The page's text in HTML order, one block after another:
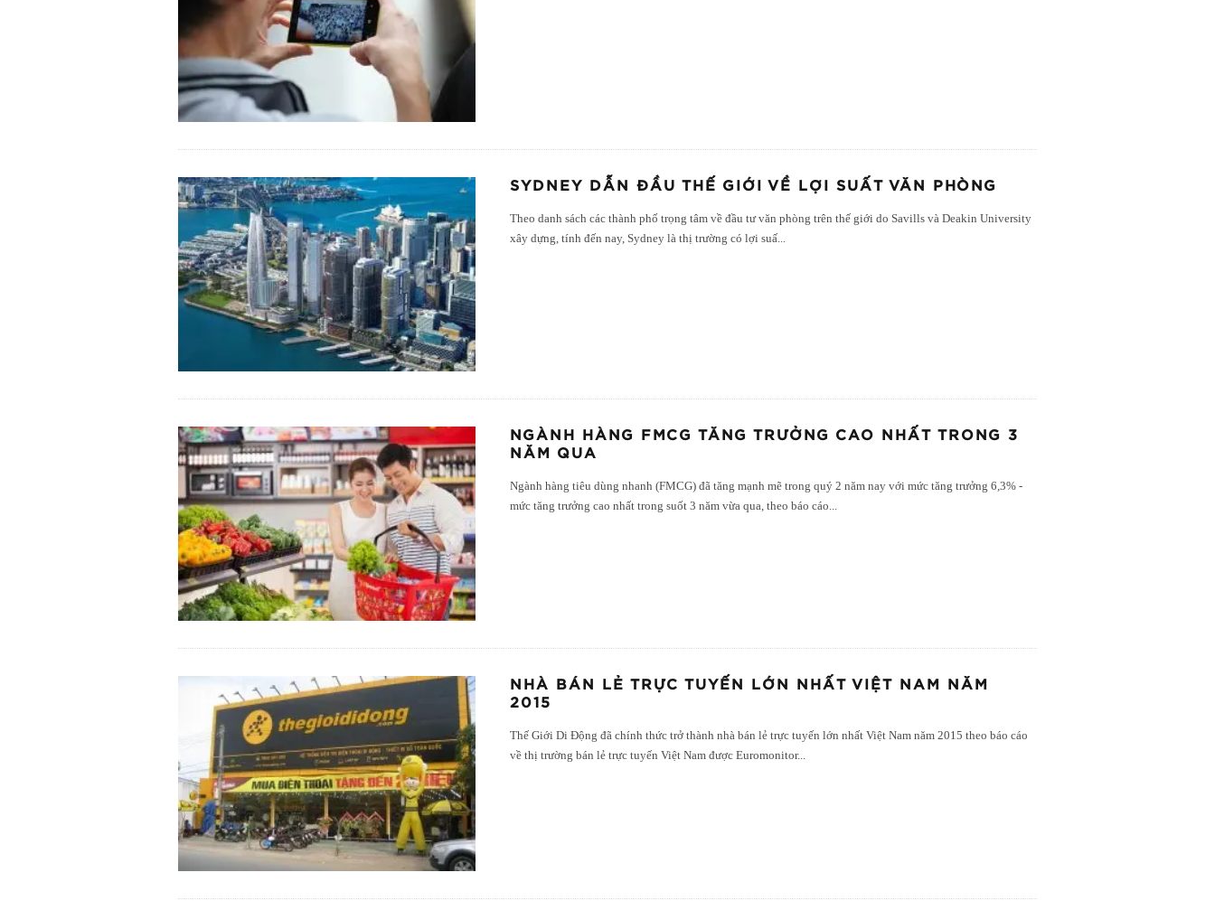
SYDNEY DẪN ĐẦU THẾ GIỚI VỀ LỢI SUẤT VĂN PHÒNG
Theo danh sách các thành phố trọng tâm về đầu tư văn phòng trên thế giới do Savills và Deakin University
xây dựng, tính đến nay, Sydney là thị trường có lợi suấ
NGÀNH HÀNG FMCG TĂNG TRƯỞNG CAO NHẤT TRONG 3
NĂM QUA
Ngành hàng tiêu dùng nhanh (FMCG) đã tăng mạnh mẽ trong quý 2 năm nay với mức tăng trưởng 6,3% -
mức tăng trưởng cao nhất trong suốt 3 năm vừa qua, theo báo cáo...
NHÀ BÁN LẺ TRỰC TUYẾN LỚN NHẤT VIỆT NAM NĂM
2015
Thế Giới Di Động đã chính thức trở thành nhà bán lẻ trực tuyến lớn nhất Việt Nam năm 2015 theo báo cáo
về thị trường bán lẻ trực tuyến Việt Nam được Euromonitor...